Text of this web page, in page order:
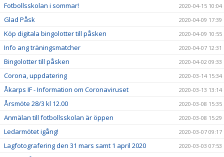
Fotbollsskolan i sommar! 2020-04-15 10:04
Glad Påsk 2020-04-09 17:39
Köp digitala bingolotter till påsken 2020-04-09 10:55
Info ang träningsmatcher 2020-04-07 12:31
Bingolotter till påsken 2020-04-02 09:33
Corona, uppdatering 2020-03-14 15:34
Åkarps IF - Information om Coronaviruset 2020-03-13 13:14
Årsmöte 28/3 kl 12.00 2020-03-08 15:35
Anmälan till fotbollsskolan är öppen 2020-03-08 15:29
Ledarmötet igång! 2020-03-07 09:17
Lagfotografering den 31 mars samt 1 april 2020 2020-03-03 07:53